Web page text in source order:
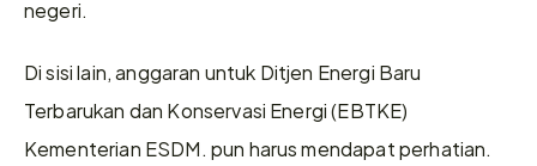
negeri.
Di sisi lain, anggaran untuk Ditjen Energi Baru
Terbarukan dan Konservasi Energi (EBTKE)
Kementerian ESDM. pun harus mendapat perhatian.